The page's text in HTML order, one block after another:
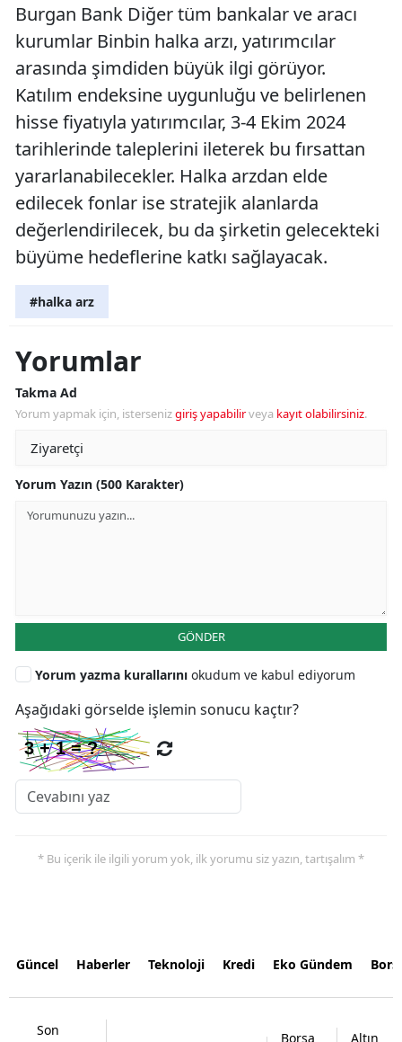
Burgan Bank Diğer tüm bankalar ve aracı
kurumlar Binbin halka arzı, yatırımcılar
arasında şimdiden büyük ilgi görüyor.
Katılım endeksine uygunluğu ve belirlenen
hisse fiyatıyla yatırımcılar, 3-4 Ekim 2024
tarihlerinde taleplerini ileterek bu fırsattan
yararlanabilecekler. Halka arzdan elde
edilecek fonlar ise stratejik alanlarda
değerlendirilecek, bu da şirketin gelecekteki
büyüme hedeflerine katkı sağlayacak.
#halka arz
Yorumlar
Takma Ad
Yorum yapmak için, istersenizgiriş yapabilirveya kayıt olabilirsiniz.
Yorum Yazın (500 Karakter)
GÖNDER
Yorum yazma kurallarını okudum ve kabul ediyorum
Aşağıdaki görselde işlemin sonucu kaçtır?
* Bu içerik ile ilgili yorum yok, ilk yorumu siz yazın, tartışalım *
Güncel Haberler Teknoloji Kredi Eko Gündem
Son
Borsa Altın